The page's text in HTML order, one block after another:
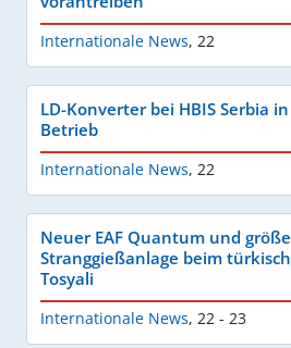
Internationale News, 22
LD-Konverter bei HBIS Serbia
Betrieb
Internationale News, 22
Neuer EAF Quantum und
Stranggießanlage beim
Tosyali
Internationale News, 22 - 23